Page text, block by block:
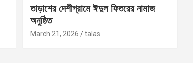
তাড়াশের দেশীগ্রামে ঈদুল ফিতরের নামাজ
অনুষ্ঠিত
March 21, 2026 talas